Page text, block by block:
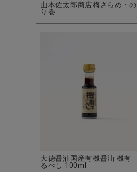
山本佐太郎商店梅ざらめ・の
り巻
大徳醤油国産有機醤油 機有
るべし 100ml